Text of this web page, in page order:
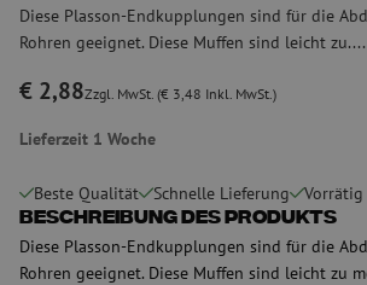
Diese Plasson-Endkupplungen sind für die
Rohren geeignet. Diese Muffen sind leicht zu....
€ 2,88Zzgl. MwSt. (€ 3,48 Inkl. MwSt.)
Lieferzeit 1 Woche
Beste Qualität Schnelle Lieferung Vorrätig
Beschreibung des Produkts
Diese Plasson-Endkupplungen sind für die
Rohren geeignet. Diese Muffen sind leicht zu